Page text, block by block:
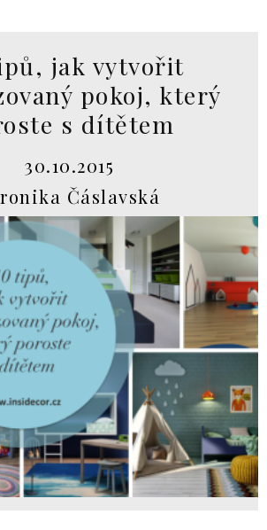
jak vytvořit
pokoj, který
s dítětem
30.10.2015
Čáslavská